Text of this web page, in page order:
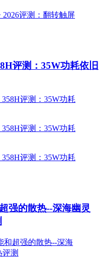
评测：35W功耗依旧
强的散热--深海幽灵